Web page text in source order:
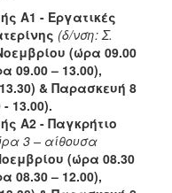
Α1 - Εργατικές
(δ/νση: Σ.
(ώρα 09.00
09.00 – 13.00),
& Παρασκευή 8
13.00).
Α2 - Παγκρήτιο
3 – αίθουσα
(ώρα 08.30
08.30 – 12.00),